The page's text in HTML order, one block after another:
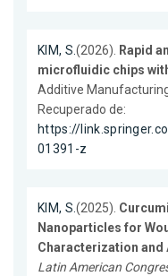
KIM, S.(2026). Rapid
microfluidic chips
Additive
Recuperado de:
https://
01391-z
KIM, S.(2025).
Nanoparticles for
Characterization and
Latin American